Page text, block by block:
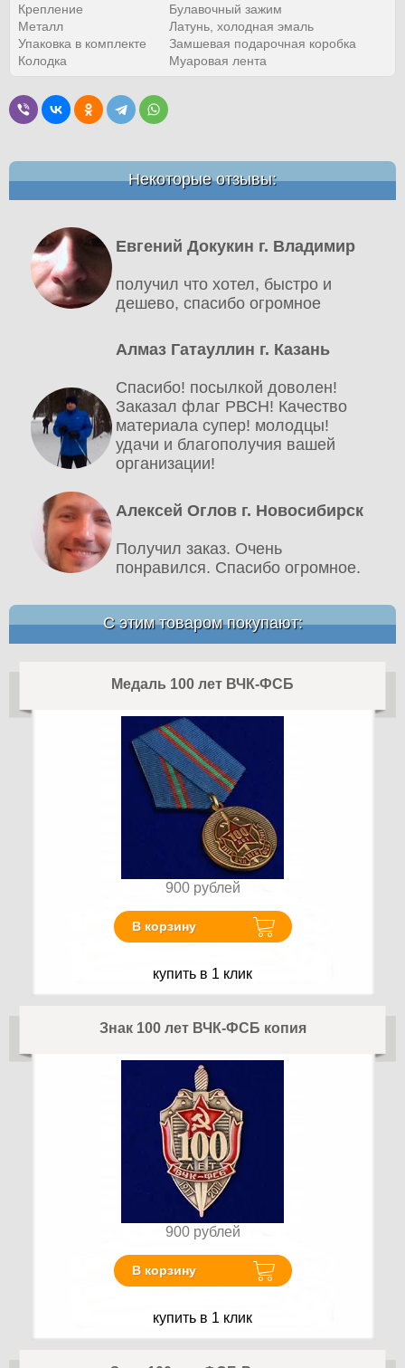
Крепление
Булавочный зажим
Металл
Латунь, холодная эмаль
Упаковка в комплекте
Замшевая подарочная коробка
Колодка
Муаровая лента
Некоторые отзывы:
Евгений Докукин г. Владимир
получил что хотел, быстро и
дешево, спасибо огромное
Алмаз Гатауллин г. Казань
Спасибо! посылкой доволен!
Заказал флаг РВСН! Качество
материала супер! молодцы!
удачи и благополучия вашей
организации!
Алексей Оглов г. Новосибирск
Получил заказ. Очень
понравился. Спасибо огромное.
С этим товаром покупают:
Медаль 100 лет ВЧК-ФСБ
900 рублей
В корзину
купить в 1 клик
Знак 100 лет ВЧК-ФСБ копия
900 рублей
В корзину
купить в 1 клик